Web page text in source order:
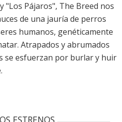
"Los Pájaros", The Breed nos
de una jauría de perros
humanos, genéticamente
Atrapados y abrumados
se esfuerzan por burlar y huir